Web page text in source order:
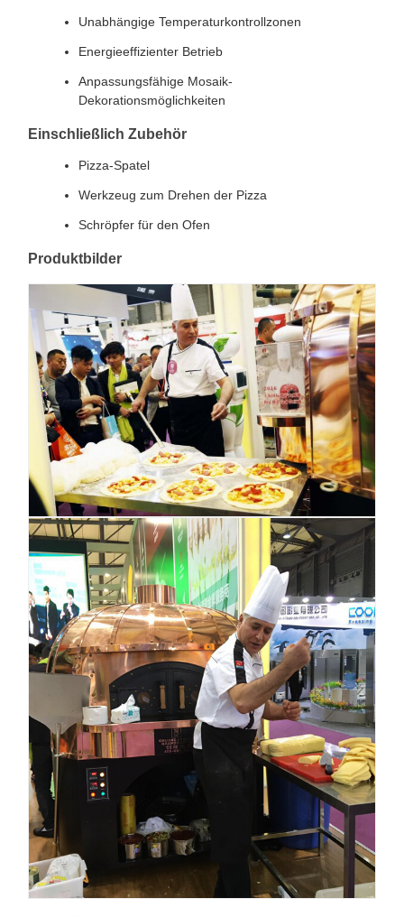
Unabhängige Temperaturkontrollzonen
Energieeffizienter Betrieb
Anpassungsfähige Mosaik-
Dekorationsmöglichkeiten
Einschließlich Zubehör
Pizza-Spatel
Werkzeug zum Drehen der Pizza
Schröpfer für den Ofen
Produktbilder